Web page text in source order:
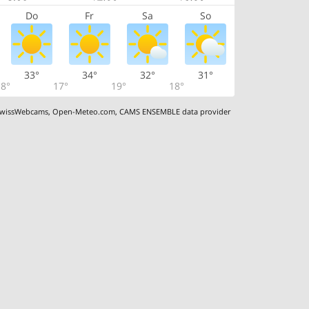
Do Fr Sa So
33°
17°
34°
19°
32°
18°
31°
,Open-Meteo.com,CAMS ENSEMBLE data provider